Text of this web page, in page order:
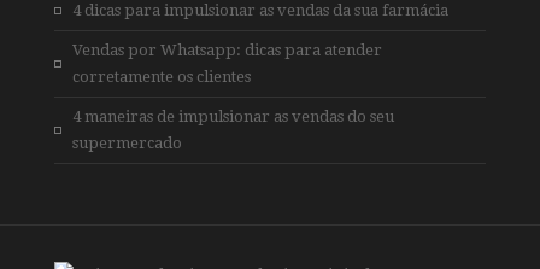
4 dicas para impulsionar as vendas da sua farmácia
Vendas por Whatsapp: dicas para atender
corretamente os clientes
4 maneiras de impulsionar as vendas do seu
supermercado